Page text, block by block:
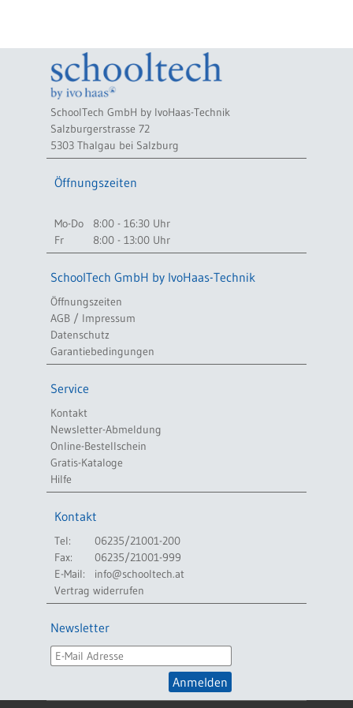
SchoolTech GmbH by IvoHaas-Technik
Salzburgerstrasse 72
5303 Thalgau bei Salzburg
Öffnungszeiten
Mo-Do
8:00 - 16:30 Uhr
Fr
8:00 - 13:00 Uhr
SchoolTech GmbH by IvoHaas-Technik
Öffnungszeiten
AGB / Impressum
Datenschutz
Garantiebedingungen
Service
Kontakt
Newsletter-Abmeldung
Online-Bestellschein
Gratis-Kataloge
Hilfe
Kontakt
Tel:
06235/21001-200
Fax:
06235/21001-999
E-Mail:
info@schooltech.at
Vertrag widerrufen
Newsletter
Anmelden